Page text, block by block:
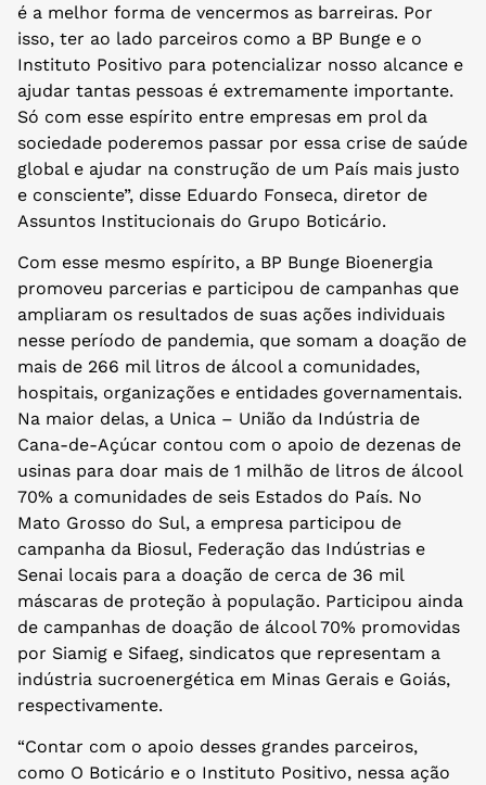
é a melhor forma de vencermos as barreiras. Por
isso, ter ao lado parceiros como a BP Bunge e o
Instituto Positivo para potencializar nosso alcance e
ajudar tantas pessoas é extremamente importante.
Só com esse espírito entre empresas em prol da
sociedade poderemos passar por essa crise de saúde
global e ajudar na construção de um País mais justo
e consciente”, disse Eduardo Fonseca, diretor de
Assuntos Institucionais do Grupo Boticário.
Com esse mesmo espírito, a BP Bunge Bioenergia
promoveu parcerias e participou de campanhas que
ampliaram os resultados de suas ações individuais
nesse período de pandemia, que somam a doação de
mais de 266 mil litros de álcool a comunidades,
hospitais, organizações e entidades governamentais.
Na maior delas, a Unica – União da Indústria de
Cana-de-Açúcar contou com o apoio de dezenas de
usinas para doar mais de 1 milhão de litros de álcool
70% a comunidades de seis Estados do País. No
Mato Grosso do Sul, a empresa participou de
campanha da Biosul, Federação das Indústrias e
Senai locais para a doação de cerca de 36 mil
máscaras de proteção à população. Participou ainda
de campanhas de doação de álcool 70% promovidas
por Siamig e Sifaeg, sindicatos que representam a
indústria sucroenergética em Minas Gerais e Goiás,
respectivamente.
“Contar com o apoio desses grandes parceiros,
como O Boticário e o Instituto Positivo, nessa ação